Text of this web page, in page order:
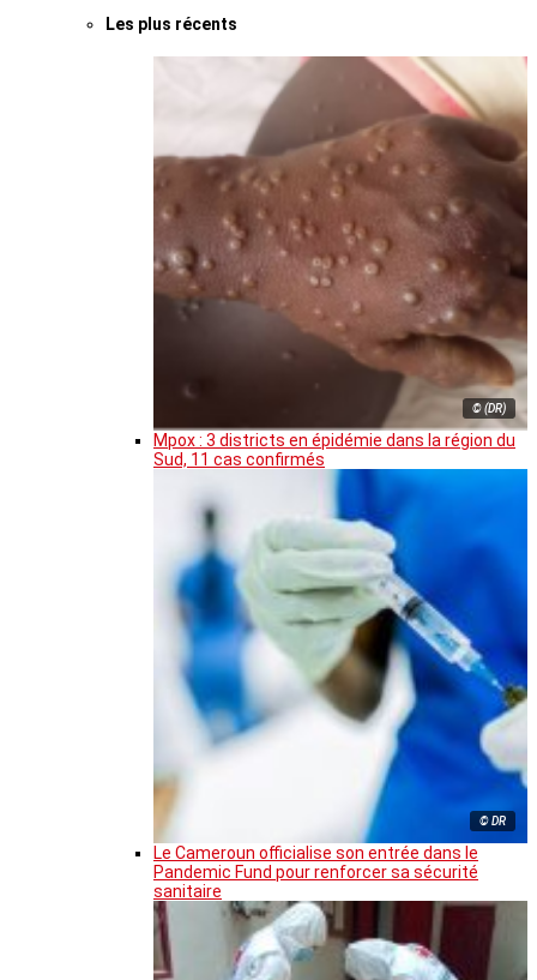
Les plus récents
© (DR)
Mpox : 3 districts en épidémie dans la région du
Sud, 11 cas confirmés
© DR
Le Cameroun officialise son entrée dans le
Pandemic Fund pour renforcer sa sécurité
sanitaire